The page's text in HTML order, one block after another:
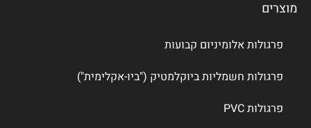
מוצרים
פרגולות אלומיניום קבועות
פרגולות חשמליות ביוקלמטיק ("ביו-אקלימית")
פרגולות PVC